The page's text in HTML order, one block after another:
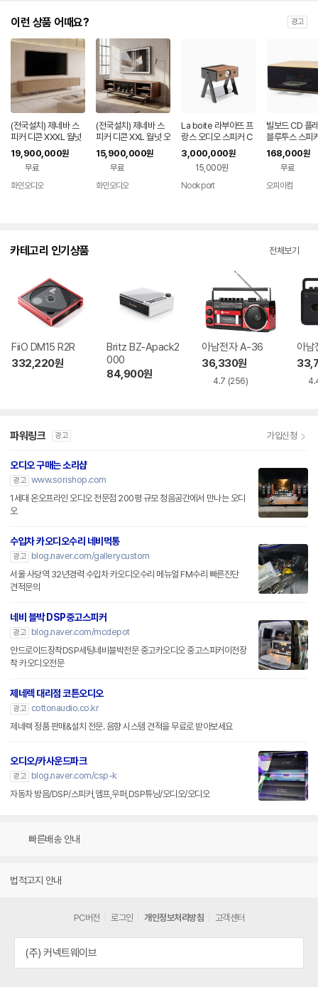
이런 상품 어때요? 광고
(전국설치) 제네바 스
피커 디콘 XXXL 월넛
오크 최신모델 백화점
동일상품
19,900,000원
무료
화인오디오
(전국설치) 제네바 스
피커 디콘 XXL 월넛 오
크 최신모델 백화점동
일상품
15,900,000원
무료
화인오디오
La boite 라부아뜨 프
랑스 오디오 스피커 C
UBE 2.1/WOODY
3,000,000원
15,000원
Nook port
빌보드 CD 플
블루투스 스피
실 가정용 인테
마트폰 핸드폰
168,000원
무료
오피아컴
카테고리 인기상품 전체보기
FiiO DM15 R2R
332,220원
Britz BZ-Apack2
000
84,900원
아남전자 A-36
36,330원
4.7 (256)
아
파워링크 광고 가입신청
오디오 구매는 소리샵
광고 www.sorishop.com
1세대 온오프라인 오디오 전문점 200평 규모 청음공간에서 만나는 오디
오
수입차 카오디오수리 네비먹통
광고
blog.naver.com/gallerycustom
서울 사당역 32년경력 수입차 카오디오수리 메뉴얼 FM수리 빠른진단
견적문의
네비 블박 DSP중고스피커
광고
blog.naver.com/mcdepot
안드로이드장착DSP세팅네비블박전문 중고카오디오 중고스피커이전장
착 카오디오전문
제네렉 대리점 코튼오디오
광고
cottonaudio.co.kr
제네렉 정품 판매&설치 전문. 음향 시스템 견적을 무료로 받아보세요
오디오/카사운드파크
광고
blog.naver.com/csp-k
자동차 방음/DSP/스피커,엠프,우퍼,DSP튜닝/오디오/오디오
빠른배송 안내
법적고지 안내
PC버전 로그인 개인정보처리방침 고객센터
(주) 커넥트웨이브